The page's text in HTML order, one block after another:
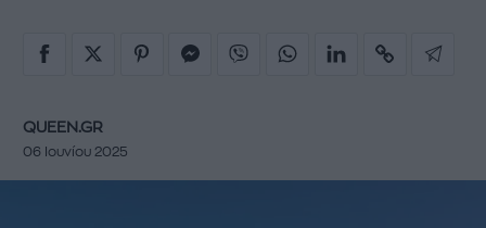
QUEEN.GR
06 Ιουνίου 2025